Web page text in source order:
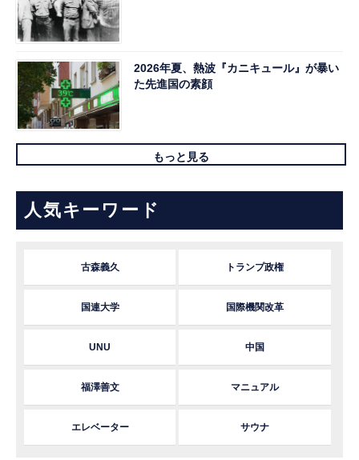
2026年夏、熱波『カニキュール』が暴い
た先進国の素顔
もっと見る
人気キーワード
古森義久 トランプ政権
国連大学 国際機関改革
UNU 中国
福澤善文 マニュアル
エレベーター サウナ